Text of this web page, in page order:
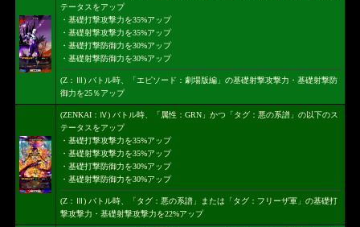
テータスをアップ
・基礎打撃攻撃力を35%アップ
・基礎射撃攻撃力を35%アップ
・基礎打撃防御力を30%アップ
・基礎射撃防御力を30%アップ
(Z：Ⅲ) バトル時、「エピソード：劇場版編」の基礎射撃攻撃力・基礎射撃防
御力を25％アップ
(ZENKAI：Ⅳ) バトル時、「属性：GRN」かつ「タグ：悪の系譜」の以下のス
テータスをアップ
・基礎打撃攻撃力を35%アップ
・基礎射撃攻撃力を35%アップ
・基礎打撃防御力を30%アップ
・基礎射撃防御力を30%アップ
(Z：Ⅲ) バトル時、「タグ：悪の系譜」または「タグ：フリーザ軍」の基礎打
撃攻撃力・基礎射撃攻撃力を22%アップ